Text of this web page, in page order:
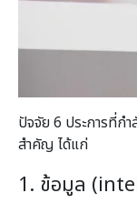
ปัจจัย 6 ประการที่ก
สำคัญ ได้แก่
1. ข้อมูล